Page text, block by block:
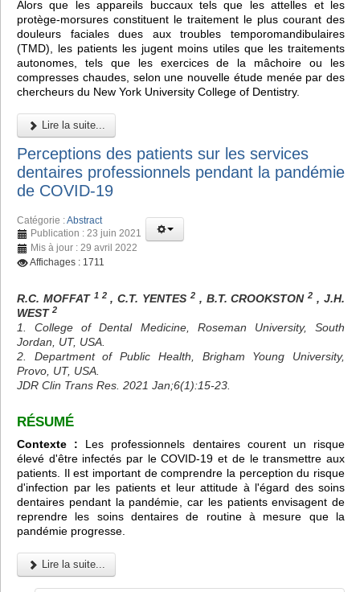
Alors que les appareils buccaux tels que les attelles et les
protège-morsures constituent le traitement le plus courant des
douleurs faciales dues aux troubles temporomandibulaires
(TMD), les patients les jugent moins utiles que les traitements
autonomes, tels que les exercices de la mâchoire ou les
compresses chaudes, selon une nouvelle étude menée par des
chercheurs du New York University College of Dentistry.
Lire la suite...
Perceptions des patients sur les services
dentaires professionnels pendant la pandémie
de COVID-19
Catégorie :Abstract
Publication : 23 juin 2021
Mis à jour : 29 avril 2022
Affichages : 1711
R.C. MOFFAT 1 2, C.T. YENTES 2, B.T. CROOKSTON2 , J.H.
WEST 2
1. College of Dental Medicine, Roseman University, South
Jordan, UT, USA.
2. Department of Public Health, Brigham Young University,
Provo, UT, USA.
JDR Clin Trans Res. 2021 Jan;6(1):15-23.
RÉSUMÉ
Contexte : Les professionnels dentaires courent un risque
élevé d'être infectés par le COVID-19 et de le transmettre aux
patients. Il est important de comprendre la perception du risque
d'infection par les patients et leur attitude à l'égard des soins
dentaires pendant la pandémie, car les patients envisagent de
reprendre les soins dentaires de routine à mesure que la
pandémie progresse.
Lire la suite...